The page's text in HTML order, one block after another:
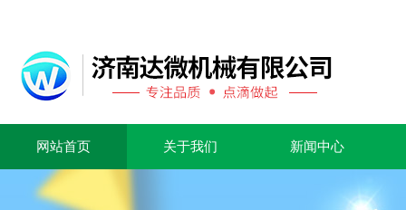
网站首页 关于我们 新闻中心